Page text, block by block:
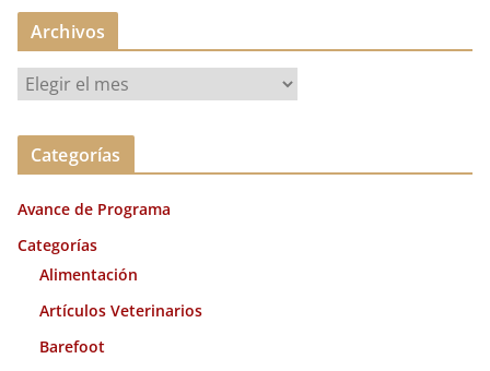
Archivos
r
c
v
o
Categorías
Avance de Programa
Categorías
Alimentación
Artículos Veterinarios
Barefoot